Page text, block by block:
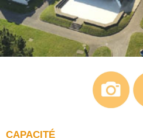
CAPACITÉ